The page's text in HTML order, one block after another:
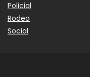
Policial
Rodeo
Social